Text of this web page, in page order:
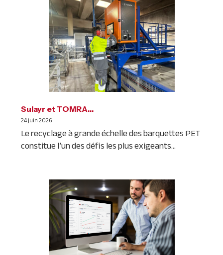
Sulayr et TOMRA…
24 juin 2026
Le recyclage à grande échelle des barquettes PET
constitue l’un des défis les plus exigeants...